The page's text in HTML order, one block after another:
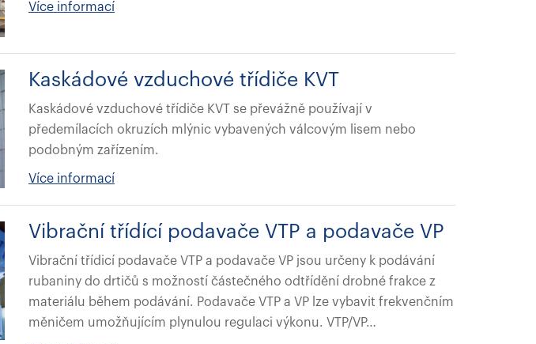
Více informací
Kaskádové vzduchové třídiče KVT
Kaskádové vzduchové třídiče KVT se převážně používají v
předemílacích okruzích mlýnic vybavených válcovým lisem nebo
podobným zařízením.
Více informací
Vibrační třídící podavače VTP a podavače VP
Vibrační třídicí podavače VTP a podavače VP jsou určeny k podávání
rubaniny do drtičů s možností částečného odtřídění drobné frakce z
materiálu během podávání. Podavače VTP a VP lze vybavit frekvenčním
měničem umožňujícím plynulou regulaci výkonu. VTP/VP…